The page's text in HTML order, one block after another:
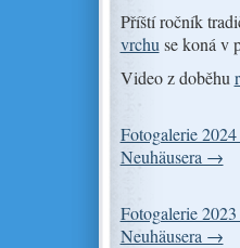
Příští ročník
vrchu se koná v
Video z doběhu
Fotogalerie
Neuhäusera →
Fotogalerie
Neuhäusera →